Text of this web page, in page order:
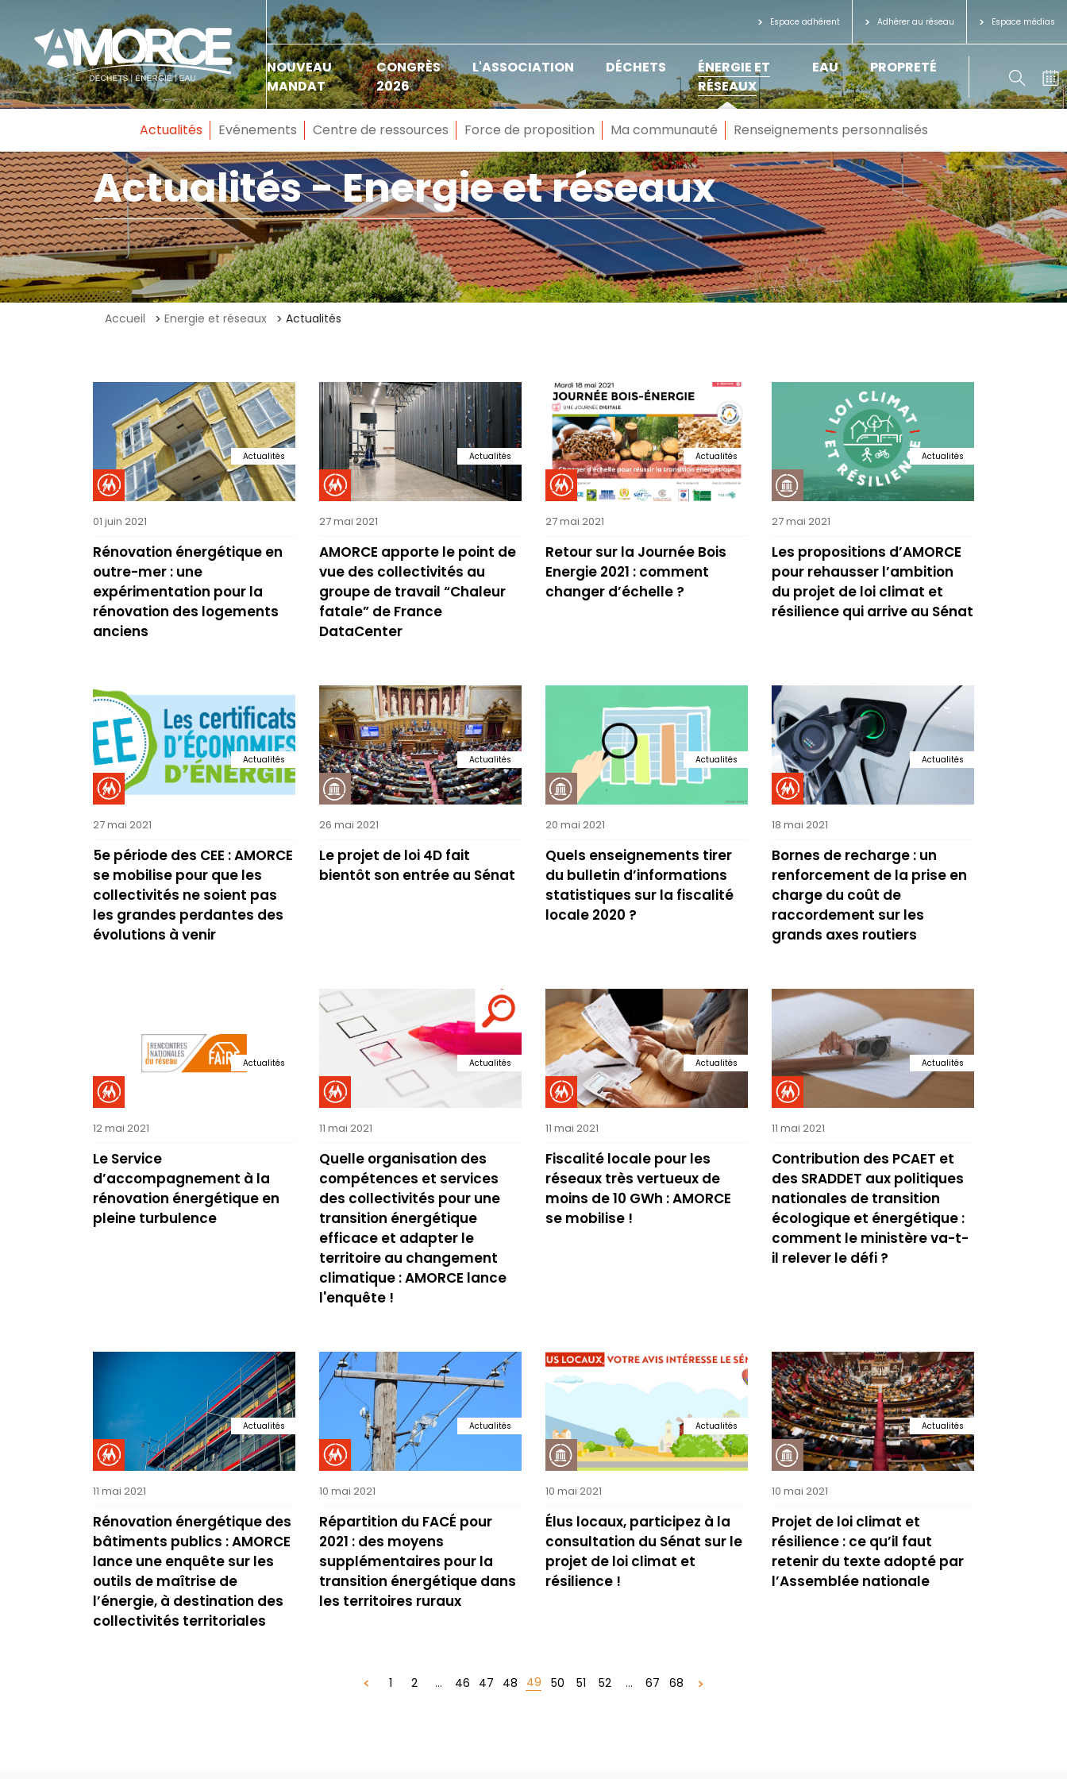
Espace adhérent Adhérer au réseau Espace médias
NOUVEAU
MANDAT
CONGRÈS
2026
L'ASSOCIATION DÉCHETS
ÉNERGIE ET
RÉSEAUX
Actualités Evénements Centre de ressources Force de proposition Ma communauté Renseignements personnalisés
EAU PROPRETÉ
Actualités - Energie et réseaux
Accueil Energie et réseaux Actualités
Actualités
01 juin 2021
Rénovation énergétique en
outre-mer : une
expérimentation pour la
rénovation des logements
anciens
Actualités
27 mai 2021
AMORCE apporte le point de
vue des collectivités au
groupe de travail “Chaleur
fatale” de France
DataCenter
Actualités
27 mai 2021
Retour sur la Journée Bois
Energie 2021 : comment
changer d’échelle ?
Actualités
27 mai 2021
Les propositions d’AMORCE
pour rehausser l’ambition
du projet de loi climat et
résilience qui arrive au Sénat
Actualités
27 mai 2021
5e période des CEE : AMORCE
se mobilise pour que les
collectivités ne soient pas
les grandes perdantes des
évolutions à venir
Actualités
26 mai 2021
Le projet de loi 4D fait
bientôt son entrée au Sénat
Actualités
20 mai 2021
Quels enseignements tirer
du bulletin d’informations
statistiques sur la fiscalité
locale 2020 ?
Actualités
18 mai 2021
Bornes de recharge : un
renforcement de la prise en
charge du coût de
raccordement sur les
grands axes routiers
Actualités
12 mai 2021
Le Service
d’accompagnement à la
rénovation énergétique en
pleine turbulence
Actualités
11 mai 2021
Quelle organisation des
compétences et services
des collectivités pour une
transition énergétique
efficace et adapter le
territoire au changement
climatique : AMORCE lance
l'enquête !
Actualités
11 mai 2021
Fiscalité locale pour les
réseaux très vertueux de
moins de 10 GWh : AMORCE
se mobilise !
Actualités
11 mai 2021
Contribution des PCAET et
des SRADDET aux politiques
nationales de transition
écologique et énergétique :
comment le ministère va-t-
il relever le défi ?
Actualités
11 mai 2021
Rénovation énergétique des
bâtiments publics : AMORCE
lance une enquête sur les
outils de maîtrise de
l’énergie, à destination des
collectivités territoriales
Actualités
10 mai 2021
Répartition du FACÉ pour
2021 : des moyens
supplémentaires pour la
transition énergétique dans
les territoires ruraux
Actualités
10 mai 2021
Élus locaux, participez à la
consultation du Sénat sur le
projet de loi climat et
résilience !
Actualités
10 mai 2021
Projet de loi climat et
résilience : ce qu’il faut
retenir du texte adopté par
l’Assemblée nationale
1 2 ... 46 47 48 49 50 51 52 ... 67 68